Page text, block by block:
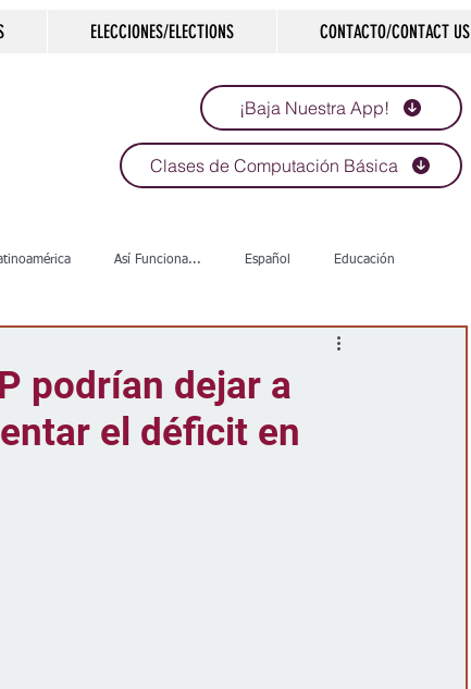
ELECCIONES/ELECTIONS CONTACTO/CONTACT US
¡Baja Nuestra App!
Clases de Computación Básica
Así Funciona... Español Educación
Carreteras Comunidad Historias que inspiran
podrían dejar a
el déficit en